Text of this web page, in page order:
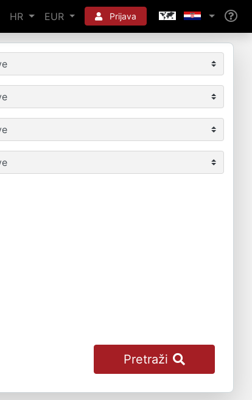
HR EUR Prijava
Pretraži